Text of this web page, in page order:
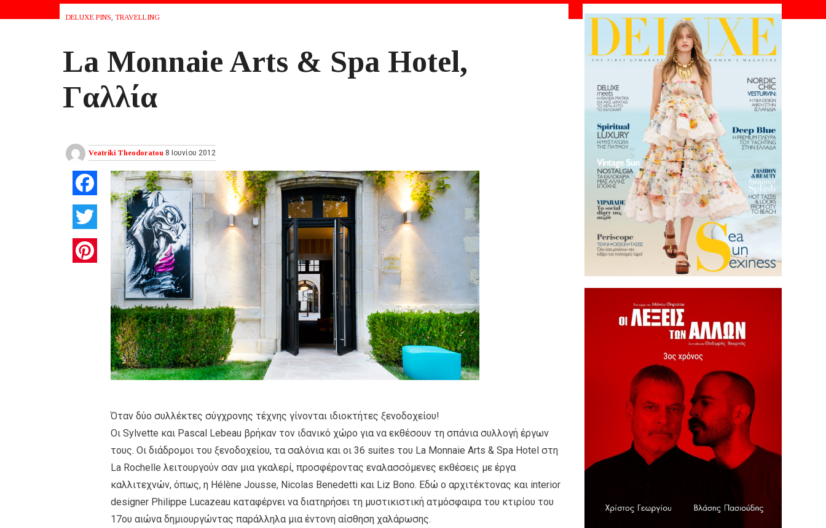
DELUXE PINS, TRAVELLING
La Monnaie Arts & Spa Ηοtel,
Γαλλία
Veatriki Theodoratou 8 Ιουνίου 2012
Facebook
Twitter
Pinterest
Όταν δύο συλλέκτες σύγχρονης τέχνης γίνονται ιδιοκτήτες ξενοδοχείου!
Οι Sylvette και Pascal Lebeau βρήκαν τον ιδανικό χώρο για να εκθέσουν τη σπάνια συλλογή έργων
τους. Οι διάδρομοι του ξενοδοχείου, τα σαλόνια και οι 36 suites του La Monnaie Arts & Spa Hotel στη
La Rochelle λειτουργούν σαν μια γκαλερί, προσφέροντας εναλασσόμενες εκθέσεις με έργα
καλλιτεχνών, όπως, η Hélène Jousse, Nicolas Benedetti και Liz Bono. Εδώ ο αρχιτέκτονας και interior
designer Philippe Lucazeau καταφέρνει να διατηρήσει τη μυστικιστική ατμόσφαιρα του κτιρίου του
17ου αιώνα δημιουργώντας παράλληλα μια έντονη αίσθηση χαλάρωσης.